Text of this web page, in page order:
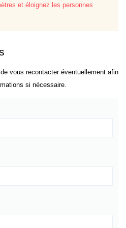
et éloignez les personnes
vous recontacter éventuellement afin
si nécessaire.